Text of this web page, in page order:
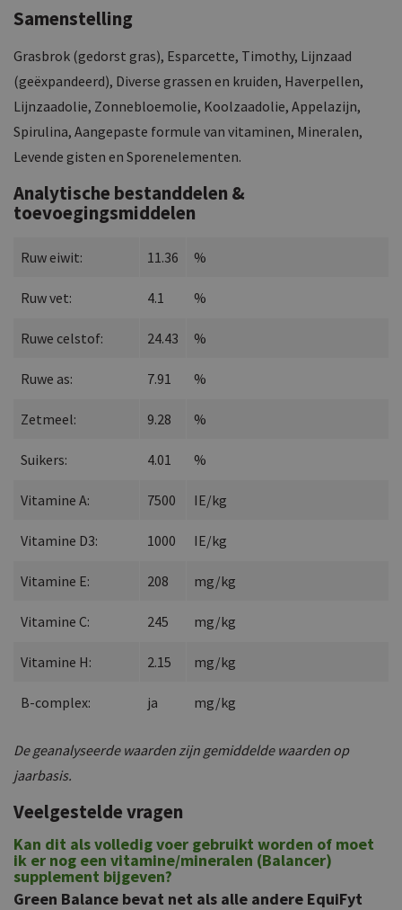
Samenstelling
Grasbrok (gedorst gras), Esparcette, Timothy, Lijnzaad
(geëxpandeerd), Diverse grassen en kruiden, Haverpellen,
Lijnzaadolie, Zonnebloemolie, Koolzaadolie, Appelazijn,
Spirulina, Aangepaste formule van vitaminen, Mineralen,
Levende gisten en Sporenelementen.
Analytische bestanddelen &
toevoegingsmiddelen
Ruw eiwit: 11.36 %
Ruw vet: 4.1 %
Ruwe celstof: 24.43 %
Ruwe as: 7.91 %
Zetmeel: 9.28 %
Suikers: 4.01 %
Vitamine A: 7500 IE/kg
Vitamine D3: 1000 IE/kg
Vitamine E: 208 mg/kg
Vitamine C: 245 mg/kg
Vitamine H: 2.15 mg/kg
B-complex: ja mg/kg
De geanalyseerde waarden zijn gemiddelde waarden op
jaarbasis.
Veelgestelde vragen
Kan dit als volledig voer gebruikt worden of moet
ik er nog een vitamine/mineralen (Balancer)
supplement bijgeven?
Green Balance bevat net als alle andere EquiFyt